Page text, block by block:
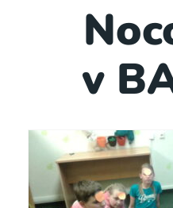
v